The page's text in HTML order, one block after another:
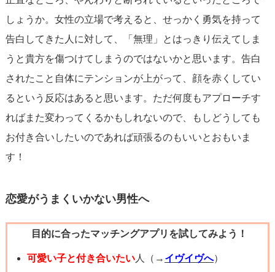
しょうか。女性の立場で考えると、せっかく勇気を持って
告白してきた人に対して、「無理」とはっきり伝えてしま
うと貴方を傷つけてしまうのではないかと思います。告白
されたこと自体にテンションが上がって、顔を赤くしてい
るという反応はあると思います。ただ何度もアプローチす
ればまた変わってくるかもしれないので、もしどうしても
お付き合いしたいのであれば頑張るのもいいとおもいま
す！
恋愛がうまくいかない男性へ
目的に合ったマッチングアプリを試してみよう！
可愛い子と付き合いたい人（→ イヴイヴへ）